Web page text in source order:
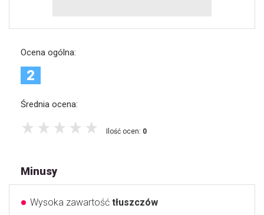
Ocena ogólna:
2
Średnia ocena:
Ilość ocen: 0
Minusy
Wysoka zawartość tłuszczów